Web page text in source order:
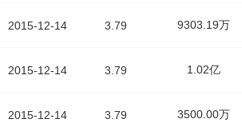
2015-12-14
2015-12-14
2015-12-14
3.79 9303.19万
3.79 1.02亿
3.79 3500.00万